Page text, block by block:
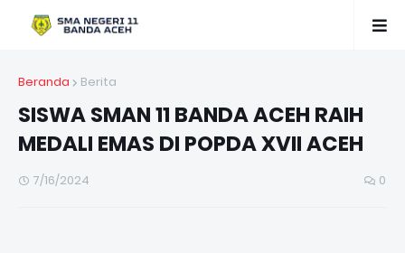
Beranda Berita
SISWA SMAN 11 BANDA ACEH RAIH
MEDALI EMAS DI POPDA XVII ACEH
7/16/2024 0